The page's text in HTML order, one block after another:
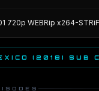
(2018) SUB